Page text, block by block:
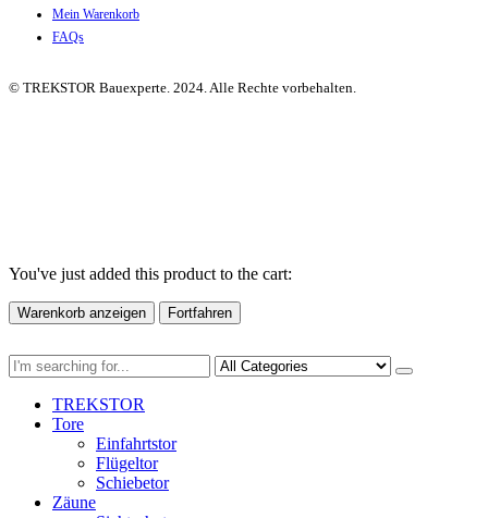
Mein Warenkorb
FAQs
© TREKSTOR Bauexperte. 2024. Alle Rechte vorbehalten.
You've just added this product to the cart:
Warenkorb anzeigen Fortfahren
TREKSTOR
Tore
Einfahrtstor
Flügeltor
Schiebetor
Zäune